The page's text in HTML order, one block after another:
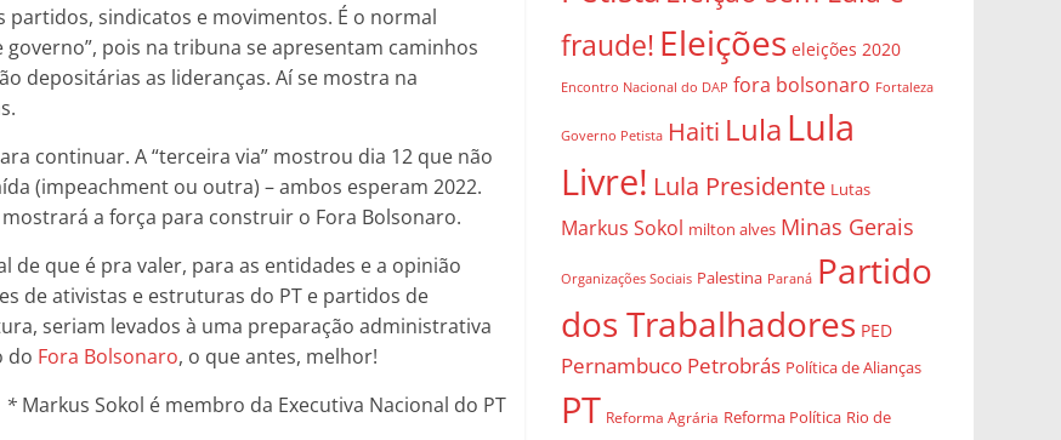
partidos, sindicatos e movimentos. É o normal
pois na tribuna se apresentam caminhos
depositárias as lideranças. Aí se mostra na
continuar. A “terceira via” mostrou dia 12 que não
(impeachment ou outra) – ambos esperam 2022.
a força para construir o Fora Bolsonaro.
de que é pra valer, para as entidades e a opinião
de ativistas e estruturas do PT e partidos de
seriam levados à uma preparação administrativa
do Fora Bolsonaro, o que antes, melhor!
* Markus Sokol é membro da Executiva Nacional do PT
fraude! Eleições eleições 2020
Encontro Nacional do DAP fora bolsonaro Fortaleza
Governo Petista Haiti Lula Lula
Livre! Lula Presidente Lutas
Markus Sokol milton alves Minas Gerais
Organizações Sociais Palestina Paraná Partido
dos Trabalhadores PED
Pernambuco Petrobrás Política de Alianças
PT Reforma Agrária Reforma Política Rio de